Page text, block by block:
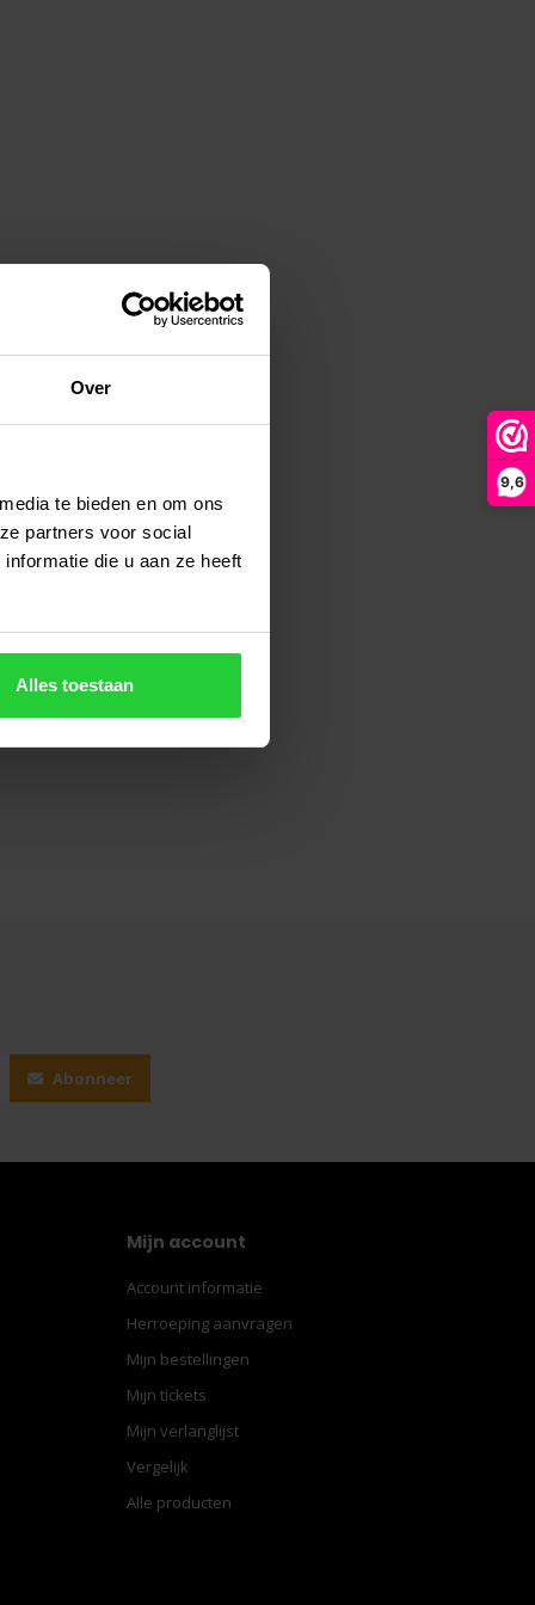
Over
te bieden en om ons
partners voor social
die u aan ze heeft
Alles toestaan
9,6
Abonneer
Mijn account
Account informatie
Herroeping aanvragen
Mijn bestellingen
Mijn tickets
Mijn verlanglijst
Vergelijk
Alle producten